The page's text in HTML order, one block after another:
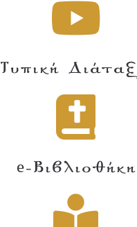
Τυπική
e-Βιβλιοθήκη